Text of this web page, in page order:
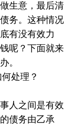
生意，最后清
务。这种情况
有没有效力
呢？下面就来
。
人之间是有效
债务由乙承